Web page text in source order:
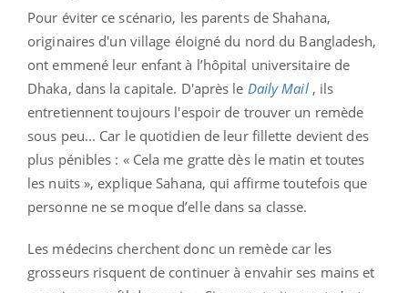
Pour éviter ce scénario, les parents de Shahana,
originaires d'un village éloigné du nord du Bangladesh,
ont emmené leur enfant à l’hôpital universitaire de
Dhaka, dans la capitale. D'après le Daily Mail, ils
entretiennent toujours l'espoir de trouver un remède
sous peu... Car le quotidien de leur fillette devient des
plus pénibles : « Cela me gratte dès le matin et toutes
les nuits », explique Sahana, qui affirme toutefois que
personne ne se moque d’elle dans sa classe.
Les médecins cherchent donc un remède car les
grosseurs risquent de continuer à envahir ses mains et